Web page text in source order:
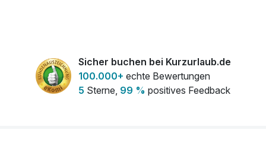
frischer Strauß Blumen auf dem Zimmer 25,00 €
Sicher buchen bei Kurzurlaub.de
100.000+ echte Bewertungen
5 Sterne, 99 % positives Feedback